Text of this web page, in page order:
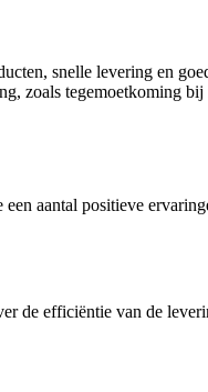
snelle levering en
zoals tegemoetkoming
aantal positieve
de efficiëntie van de